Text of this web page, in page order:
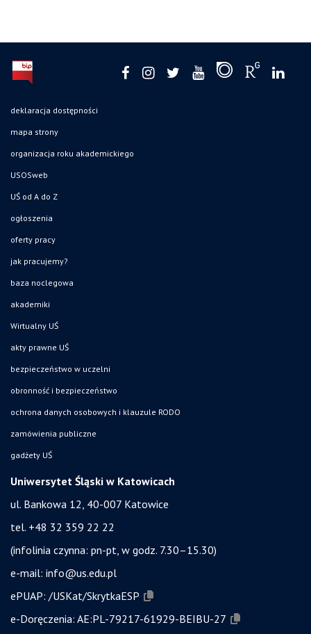
deklaracja dostępności
mapa strony
organizacja roku akademickiego
USOSweb
UŚ od A do Z
ogłoszenia
oferty pracy
jak pracujemy?
baza noclegowa
akademiki
Wirtualny UŚ
akty prawne UŚ
bezpieczeństwo w uczelni
obronność i bezpieczeństwo
ochrona danych osobowych i klauzule RODO
zamówienia publiczne
gadżety UŚ
Uniwersytet Śląski w Katowicach
ul. Bankowa 12, 40-007 Katowice
tel. +48 32 359 22 22
(infolinia czynna: pn-pt, w godz. 7.30–15.30)
e-mail: info@us.edu.pl
ePUAP: /USKat/SkrytkaESP
e-Doręczenia: AE:PL-79217-61929-BEIBU-27